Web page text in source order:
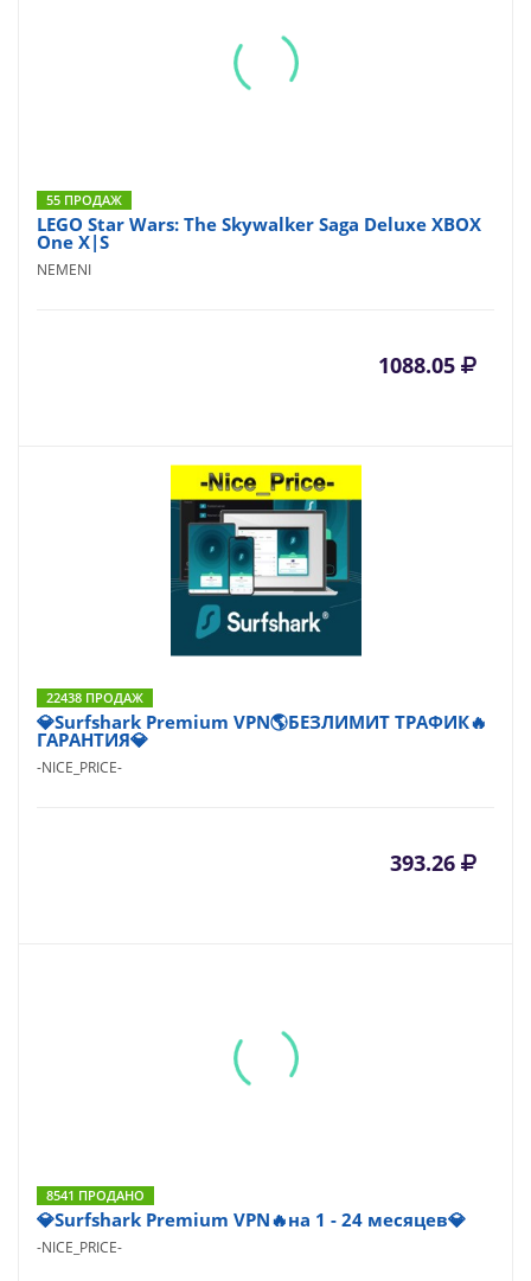
55 ПРОДАЖ
LEGO Star Wars: The Skywalker Saga Deluxe XBOX
One X|S
NEMENI
1088.05
22438 ПРОДАЖ
💎Surfshark Premium VPN🌎БЕЗЛИМИТ ТРАФИК🔥
ГАРАНТИЯ💎
-NICE_PRICE-
393.26
8541 ПРОДАНО
💎Surfshark Premium VPN🔥на 1 - 24 месяцев💎
-NICE_PRICE-